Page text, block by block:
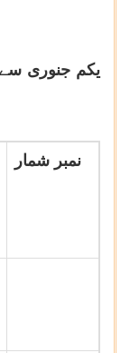
نمبر شمار